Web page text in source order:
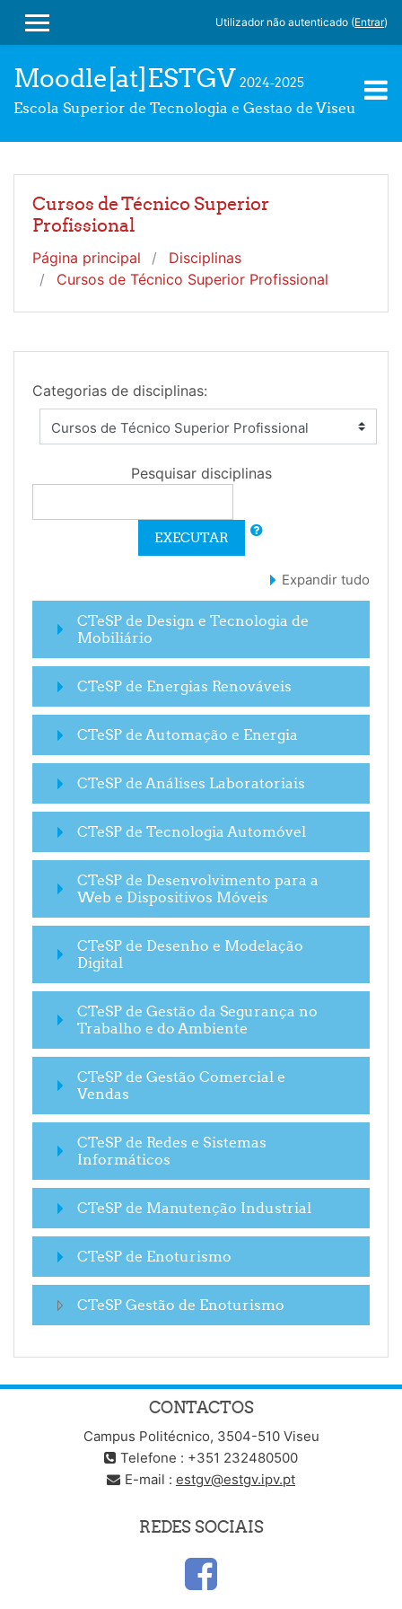
PAINEL LATERAL
Utilizador não autenticado (Entrar)
Moodle[at]ESTGV 2024-2025
Escola Superior de Tecnologia e Gestao de Viseu
Cursos de Técnico Superior
Profissional
Página principal
Disciplinas
Cursos de Técnico Superior Profissional
Categorias de disciplinas:
Pesquisar disciplinas
EXECUTAR
Expandir tudo
CTeSP de Design e Tecnologia de
Mobiliário
CTeSP de Energias Renováveis
CTeSP de Automação e Energia
CTeSP de Análises Laboratoriais
CTeSP de Tecnologia Automóvel
CTeSP de Desenvolvimento para a
Web e Dispositivos Móveis
CTeSP de Desenho e Modelação
Digital
CTeSP de Gestão da Segurança no
Trabalho e do Ambiente
CTeSP de Gestão Comercial e
Vendas
CTeSP de Redes e Sistemas
Informáticos
CTeSP de Manutenção Industrial
CTeSP de Enoturismo
CTeSP Gestão de Enoturismo
CONTACTOS
Campus Politécnico, 3504-510 Viseu
Telefone : +351 232480500
E-mail : estgv@estgv.ipv.pt
REDES SOCIAIS